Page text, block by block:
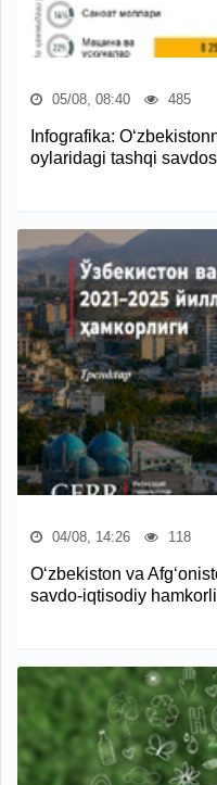
05/08, 08:40 485
Infografika:
oylaridagi tashqi
04/08, 14:26 118
O‘zbekiston va
savdo-iqtisodiy